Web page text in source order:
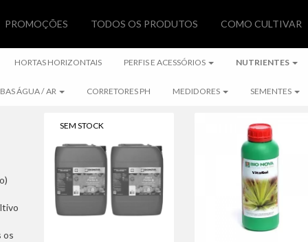
PROMOÇÕES TODOS OS PRODUTOS COMO CULTIVAR
HORTAS HORIZONTAIS PERFIS E ACESSÓRIOS NUTRIENTES
ÁGUA / AR CORRETORES PH MEDIDORES SEMENTES
os
SEM STOCK